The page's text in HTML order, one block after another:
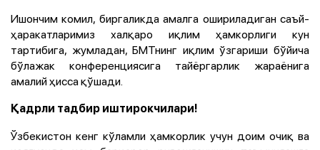
Ишончим комил, биргаликда амалга ошириладиган саъй-
ҳаракатларимиз халқаро иқлим ҳамкорлиги кун
тартибига, жумладан, БМТнинг иқлим ўзгариши бўйича
бўлажак конференциясига тайёргарлик жараёнига
амалий ҳисса қўшади.
Қадрли тадбир иштирокчилари!
Ўзбекистон кенг кўламли ҳамкорлик учун доим очиқ ва